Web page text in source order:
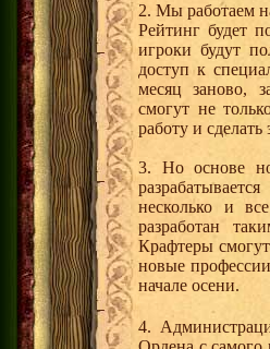
2. Мы работаем
Рейтинг будет
игроки будут
доступ к
месяц заново,
смогут не
работу и
3. Но основе
несколько и
разработан
Крафтеры
новые
начале осени.
4.